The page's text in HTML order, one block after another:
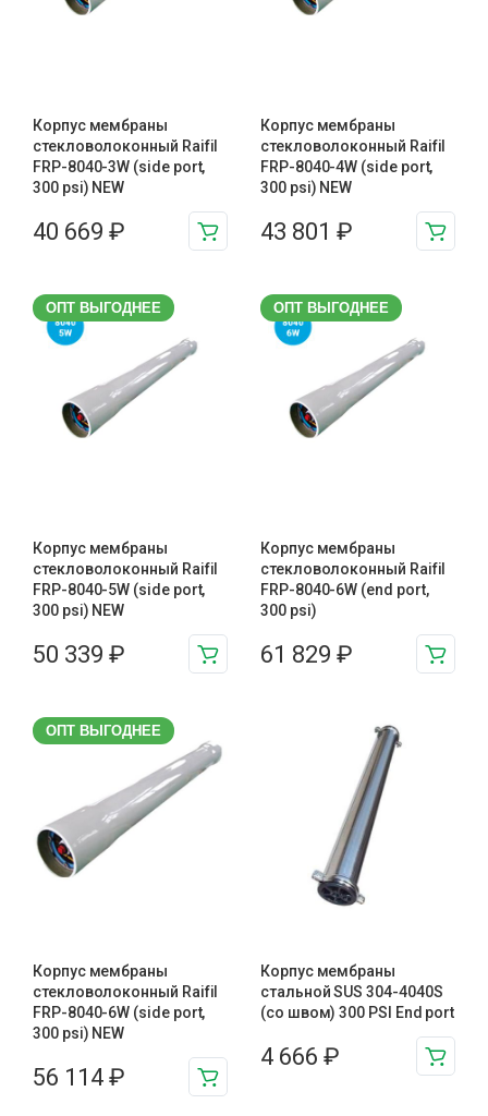
Корпус мембраны
стекловолоконный Raifil
FRP-8040-3W (side port,
300 psi) NEW
40 669 ₽
Корпус мембраны
стекловолоконный Raifil
FRP-8040-4W (side port,
300 psi) NEW
43 801 ₽
ОПТ ВЫГОДНЕЕ
Корпус мембраны
стекловолоконный Raifil
FRP-8040-5W (side port,
300 psi) NEW
50 339 ₽
ОПТ ВЫГОДНЕЕ
Корпус мембраны
стекловолоконный Raifil
FRP-8040-6W (end port,
300 psi)
61 829 ₽
ОПТ ВЫГОДНЕЕ
Корпус мембраны
стекловолоконный Raifil
FRP-8040-6W (side port,
300 psi) NEW
56 114 ₽
Корпус мембраны
стальной SUS 304-4040S
(со швом) 300 PSI End port
4 666 ₽